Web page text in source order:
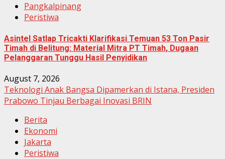
Pangkalpinang
Peristiwa
Asintel Satlap Tricakti Klarifikasi Temuan 53 Ton Pasir
Timah di Belitung: Material Mitra PT Timah, Dugaan
Pelanggaran Tunggu Hasil Penyidikan
August 7, 2026
Teknologi Anak Bangsa Dipamerkan di Istana, Presiden
Prabowo Tinjau Berbagai Inovasi BRIN
Berita
Ekonomi
Jakarta
Peristiwa